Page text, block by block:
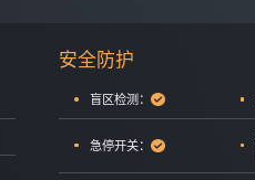
安全防护
盲区检测：
急停开关：